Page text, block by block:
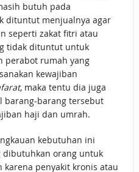
butuh pada
dituntut menjualnya agar
seperti zakat fitri atau
tidak dituntut untuk
perabot rumah yang
kewajiban
, maka tentu dia juga
barang tersebut
haji dan umrah.
kebutuhan ini
dibutuhkan orang untuk
karena penyakit kronis atau